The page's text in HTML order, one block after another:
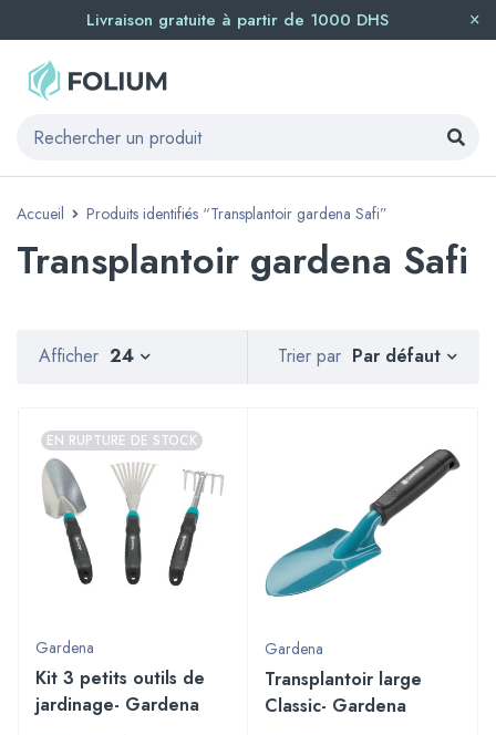
Livraison gratuite à partir de 1000 DHS
Accueil Produits identifiés “Transplantoir gardena Safi”
Transplantoir gardena Safi
Trier par Par défaut
Afficher 24
EN RUPTURE DE STOCK
Gardena
Kit 3 petits outils de
jardinage- Gardena
Gardena
Transplantoir large
Classic- Gardena